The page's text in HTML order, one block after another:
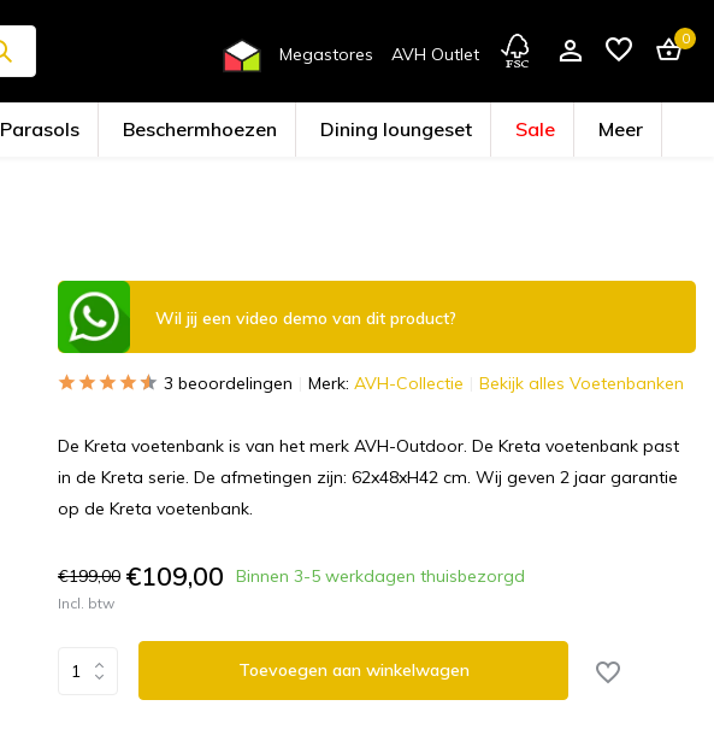
Megastores AVH Outlet
0
Parasols Beschermhoezen Dining loungeset Sale Meer
Wil jij een video demo van dit product?
3 beoordelingen Merk: AVH-Collectie Bekijk alles Voetenbanken
De Kreta voetenbank is van het merk AVH-Outdoor. De Kreta voetenbank past
in de Kreta serie. De afmetingen zijn: 62x48xH42 cm. Wij geven 2 jaar garantie
op de Kreta voetenbank.
€199,00 €109,00 Binnen 3-5 werkdagen thuisbezorgd
Incl. btw
Toevoegen aan winkelwagen